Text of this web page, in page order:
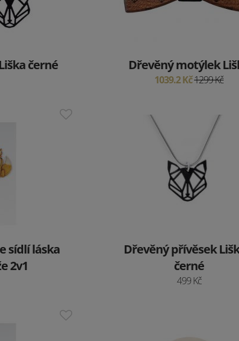
černé Dřevěný motýlek
1039.2 Kč1299 Kč
sídlí láska
2v1
Dřevěný přívěsek
černé
499 Kč